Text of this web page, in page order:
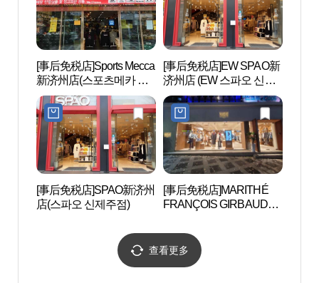
[事后免税店]Sports Mecca
新济州店(스포츠메카 신
제주점)
[事后免税店]EW SPAO新
济州店 (EW 스파오 신제
주)
[事后免税店]SPAO新济州
店(스파오 신제주점)
[事后免税店]MARITHÉ
FRANÇOIS GIRBAUD新
저버 신제주점)
查看更多